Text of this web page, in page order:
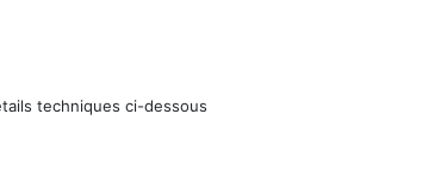
techniques ci-dessous